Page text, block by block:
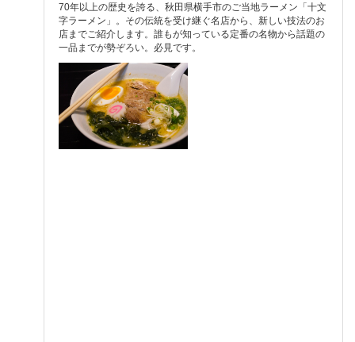
70年以上の歴史を誇る、秋田県横手市のご当地ラーメン「十文
字ラーメン」。その伝統を受け継ぐ名店から、新しい技法のお
店までご紹介します。誰もが知っている定番の名物から話題の
一品までが勢ぞろい。必見です。